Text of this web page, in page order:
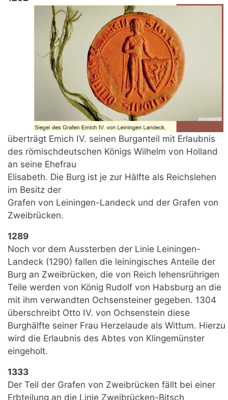
überträgt Emich IV. seinen Burganteil mit Erlaubnis
des römischdeutschen Königs Wilhelm von Holland
an seine Ehefrau
Elisabeth. Die Burg ist je zur Hälfte als Reichslehen
im Besitz der
Grafen von Leiningen-Landeck und der Grafen von
Zweibrücken.
1289
Noch vor dem Aussterben der Linie Leiningen-
Landeck (1290) fallen die leiningisches Anteile der
Burg an Zweibrücken, die von Reich lehensrührigen
Teile werden von König Rudolf von Habsburg an die
mit ihm verwandten Ochsensteiner gegeben. 1304
überschreibt Otto IV. von Ochsenstein diese
Burghälfte seiner Frau Herzelaude als Wittum. Hierzu
wird die Erlaubnis des Abtes von Klingemünster
eingeholt.
1333
Der Teil der Grafen von Zweibrücken fällt bei einer
Erbteilung an die Linie Zweibrücken-Bitsch